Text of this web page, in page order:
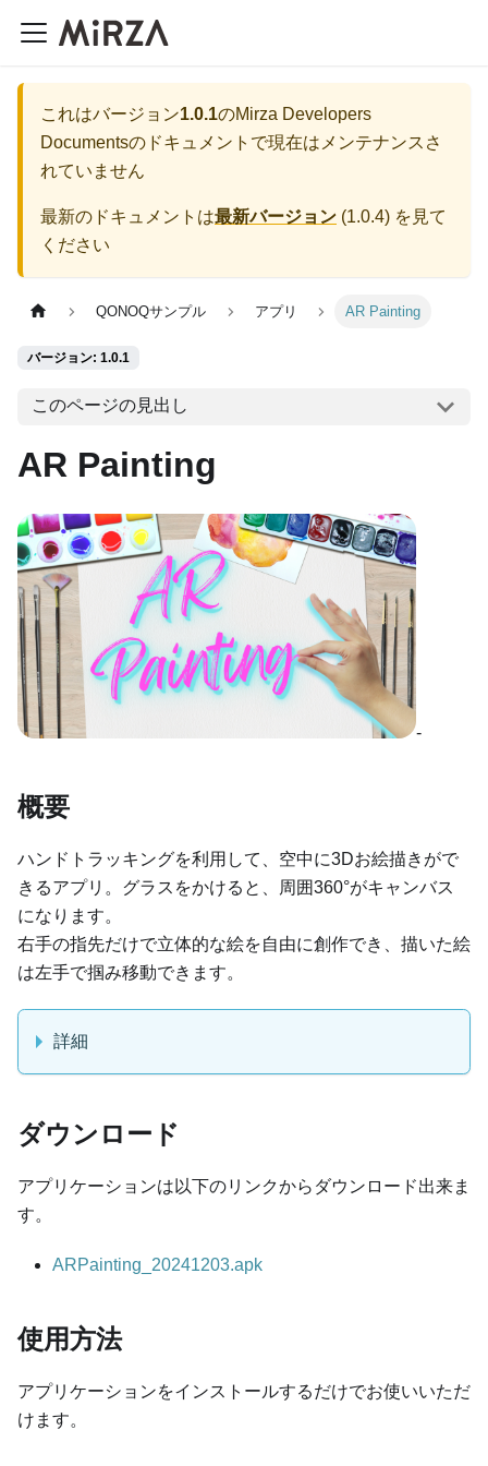
これはバージョン1.0.1のMirza Developers
Documentsのドキュメントで現在はメンテナンスさ
れていません
最新のドキュメントは最新バージョン (1.0.4) を見て
ください
QONOQサンプル アプリ AR Painting
バージョン: 1.0.1
このページの見出し
AR Painting
-
概要
ハンドトラッキングを利用して、空中に3Dお絵描きがで
きるアプリ。グラスをかけると、周囲360°がキャンバス
になります。
右手の指先だけで立体的な絵を自由に創作でき、描いた絵
は左手で掴み移動できます。
詳細
ダウンロード
アプリケーションは以下のリンクからダウンロード出来ま
す。
ARPainting_20241203.apk
使用方法
アプリケーションをインストールするだけでお使いいただ
けます。